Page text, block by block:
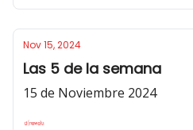
Nov 15, 2024
Las 5 de la semana
15 de Noviembre 2024